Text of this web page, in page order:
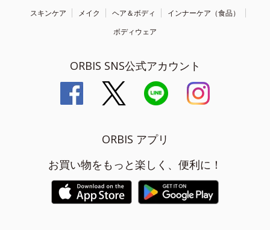
スキンケア メイク ヘア＆ボディ
インナーケア（食品）
ボディウェア
ORBIS SNS公式アカウント
ORBIS アプリ
お買い物をもっと楽しく、便利に！